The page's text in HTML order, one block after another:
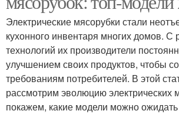
Электрические мясорубки стали
кухонного инвентаря многих домов. С
технологий их производители
улучшением своих продуктов, чтобы
требованиям потребителей. В этой
рассмотрим эволюцию электрических
покажем, какие модели можно ожидать